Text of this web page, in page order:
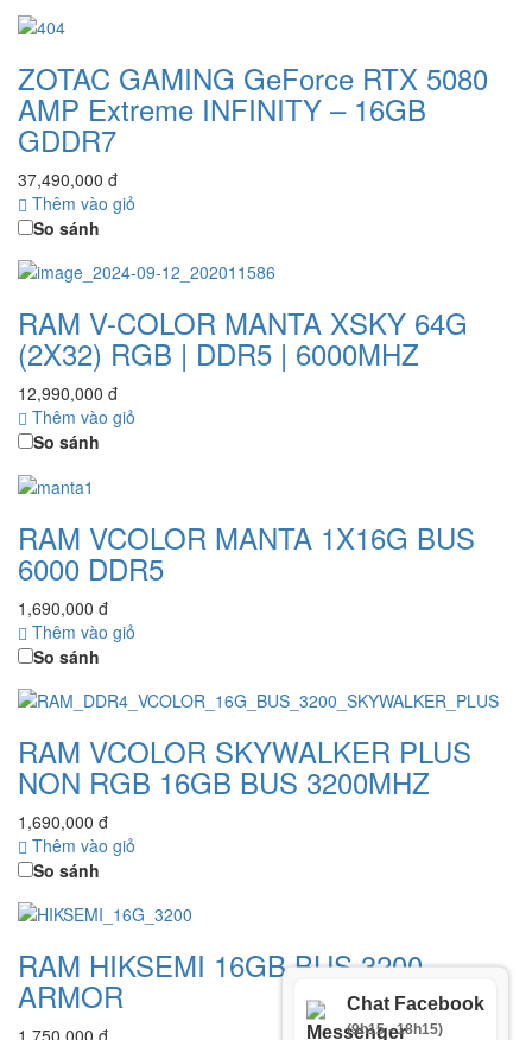
ZOTAC GAMING GeForce RTX 5080
AMP Extreme INFINITY – 16GB
GDDR7
37,490,000 đ
Thêm vào giỏ
So sánh
RAM V-COLOR MANTA XSKY 64G
(2X32) RGB | DDR5 | 6000MHZ
12,990,000 đ
Thêm vào giỏ
So sánh
RAM VCOLOR MANTA 1X16G BUS
6000 DDR5
1,690,000 đ
Thêm vào giỏ
So sánh
RAM VCOLOR SKYWALKER PLUS
NON RGB 16GB BUS 3200MHZ
1,690,000 đ
Thêm vào giỏ
So sánh
RAM HIKSEMI 16GB BUS 3200
ARMOR Chat Facebook
(9h15 - 18h15)